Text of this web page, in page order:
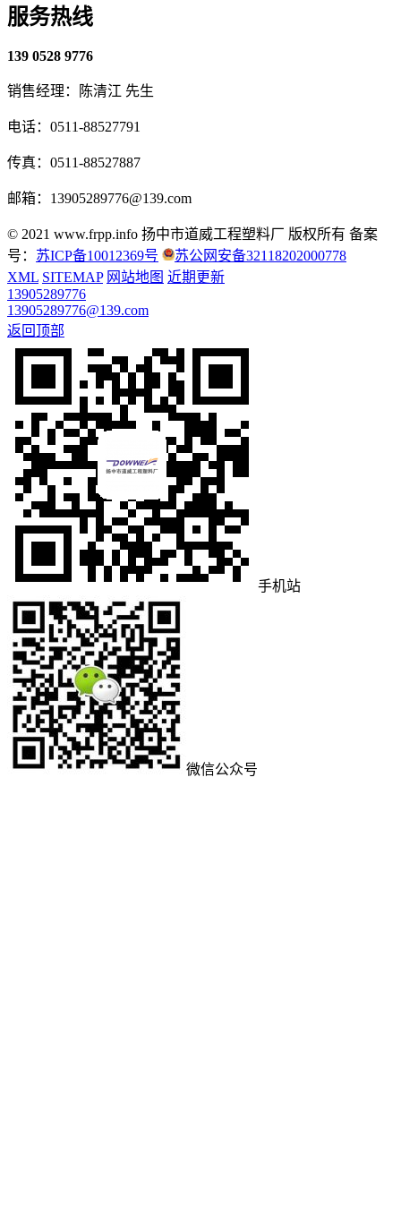
服务热线
139 0528 9776
销售经理：陈清江 先生
电话：0511-88527791
传真：0511-88527887
邮箱：13905289776@139.com
© 2021 www.frpp.info 扬中市道威工程塑料厂 版权所有 备案
号： 苏ICP备10012369号
苏公网安备32118202000778
XML SITEMAP 网站地图 近期更新
13905289776
13905289776@139.com
返回顶部
手机站
微信公众号